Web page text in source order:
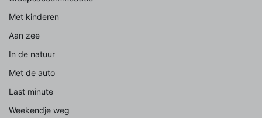
Met kinderen
Aan zee
In de natuur
Met de auto
Last minute
Weekendje weg